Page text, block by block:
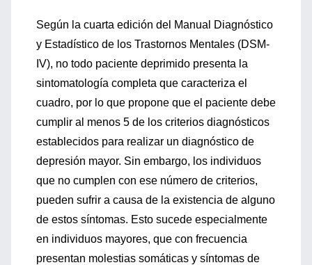
Según la cuarta edición del Manual Diagnóstico
y Estadístico de los Trastornos Mentales (DSM-
IV), no todo paciente deprimido presenta la
sintomatología completa que caracteriza el
cuadro, por lo que propone que el paciente debe
cumplir al menos 5 de los criterios diagnósticos
establecidos para realizar un diagnóstico de
depresión mayor. Sin embargo, los individuos
que no cumplen con ese número de criterios,
pueden sufrir a causa de la existencia de alguno
de estos síntomas. Esto sucede especialmente
en individuos mayores, que con frecuencia
presentan molestias somáticas y síntomas de